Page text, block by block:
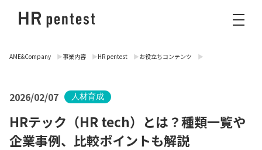
AME&Company 事業内容 HR pentest お役立ちコンテンツ
2026/02/07 人材育成
HRテック（HR tech）とは？種類一覧や
企業事例、比較ポイントも解説